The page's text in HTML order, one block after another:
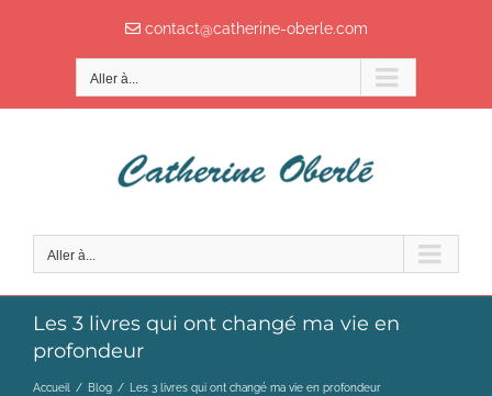
contact@catherine-oberle.com
Aller à...
Aller à...
Les 3 livres qui ont changé ma vie en
profondeur
Accueil / Blog / Les 3 livres qui ont changé ma vie en profondeur